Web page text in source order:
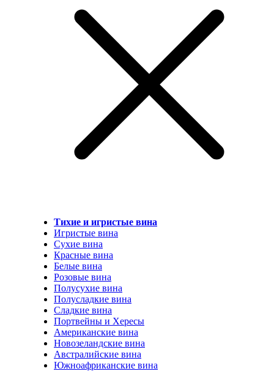
Тихие и игристые вина
Игристые вина
Сухие вина
Красные вина
Белые вина
Розовые вина
Полусухие вина
Полусладкие вина
Сладкие вина
Портвейны и Хересы
Американские вина
Новозеландские вина
Австралийские вина
Южноафриканские вина